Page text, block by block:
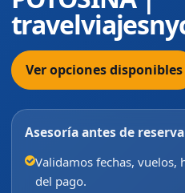
Ver opciones disponibles
Asesoría antes de
Validamos fechas, vuelos,
del pago.